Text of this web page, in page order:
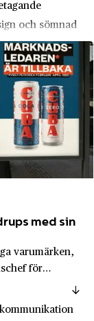
och sömnad
med sin
varumärken,
för